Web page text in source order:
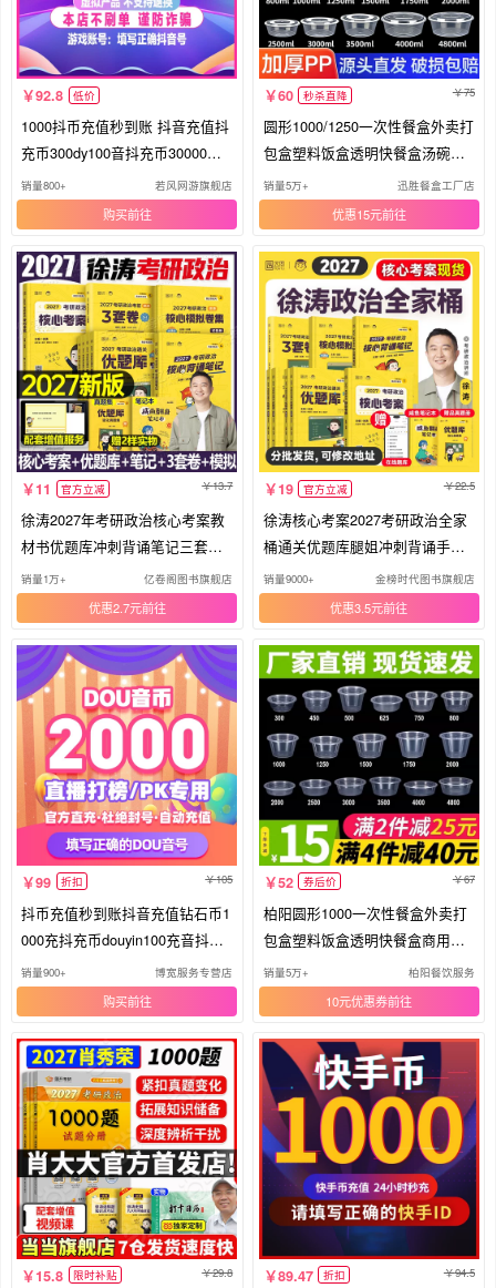
92.8 低价
1000抖币充值秒到账 抖音充值抖
充币300dy100音抖充币30000斗
钻石
销量800+ 若风网游旗舰店
购买
60 秒杀直降 75
圆形1000/1250一次性餐盒外卖打
包盒塑料饭盒透明快餐盒汤碗带
盖
销量5万+ 迅胜餐盒工厂店
优惠15元
11 官方立减 13.7
徐涛2027年考研政治核心考案教
材书优题库冲刺背诵笔记三套卷2
7全家桶教案手册2026历年真题1
01腿姐思想政治理论资料1000题
肖秀荣
销量1万+ 亿卷阁图书旗舰店
优惠2.7元
19 官方立减 22.5
徐涛核心考案2027考研政治全家
桶通关优题库腿姐冲刺背诵手册
笔记考点清单模拟卷集预测3套卷
101思想政治理论肖秀荣1000题
肖四肖八
销量9000+ 金榜时代图书旗舰店
优惠3.5元
99 折扣 105
抖币充值秒到账抖音充值钻石币1
000充抖充币douyin100充音抖币I
OS
销量900+ 博宽服务专营店
购买
52 券后价 67
柏阳圆形1000一次性餐盒外卖打
包盒塑料饭盒透明快餐盒商用带
盖
销量5万+ 柏阳餐饮服务
10元优惠券
15.8 限时补贴 29.8 89.47 折扣 94.5